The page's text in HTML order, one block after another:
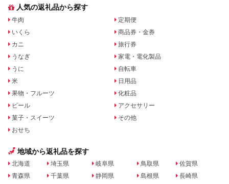
人気の返礼品から探す
牛肉
いくら
カニ
うなぎ
うに
米
果物・フルーツ
ビール
菓子・スイーツ
おせち
定期便
商品券・金券
旅行券
家電・電化製品
自転車
日用品
化粧品
アクセサリー
その他
地域から返礼品を探す
北海道
青森県
埼玉県
千葉県
岐阜県
静岡県
鳥取県
島根県
佐賀県
長崎県